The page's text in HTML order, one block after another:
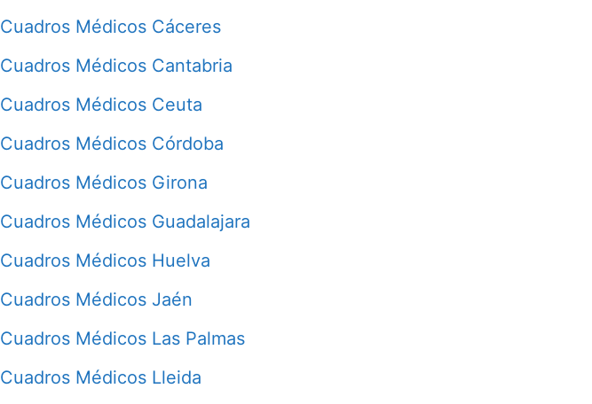
Cuadros Médicos Cáceres
Cuadros Médicos Cantabria
Cuadros Médicos Ceuta
Cuadros Médicos Córdoba
Cuadros Médicos Girona
Cuadros Médicos Guadalajara
Cuadros Médicos Huelva
Cuadros Médicos Jaén
Cuadros Médicos Las Palmas
Cuadros Médicos Lleida